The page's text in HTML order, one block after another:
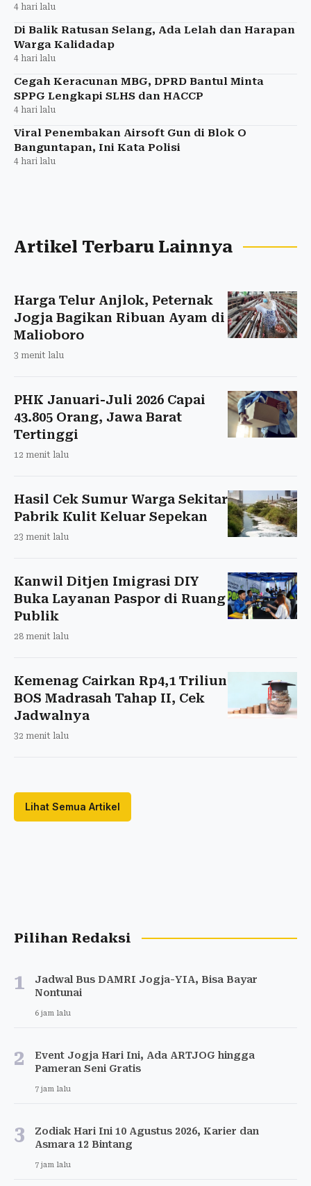
4 hari lalu
Di Balik Ratusan Selang, Ada Lelah dan Harapan
Warga Kalidadap
4 hari lalu
Cegah Keracunan MBG, DPRD Bantul Minta
SPPG Lengkapi SLHS dan HACCP
4 hari lalu
Viral Penembakan Airsoft Gun di Blok O
Banguntapan, Ini Kata Polisi
4 hari lalu
Artikel Terbaru Lainnya
Harga Telur Anjlok, Peternak
Jogja Bagikan Ribuan Ayam di
Malioboro
3 menit lalu
PHK Januari-Juli 2026 Capai
43.805 Orang, Jawa Barat
Tertinggi
12 menit lalu
Hasil Cek Sumur Warga Sekitar
Pabrik Kulit Keluar Sepekan
23 menit lalu
Kanwil Ditjen Imigrasi DIY
Buka Layanan Paspor di Ruang
Publik
28 menit lalu
Kemenag Cairkan Rp4,1 Triliun
BOS Madrasah Tahap II, Cek
Jadwalnya
32 menit lalu
Lihat Semua Artikel
Pilihan Redaksi
1
Jadwal Bus DAMRI Jogja-YIA, Bisa Bayar
Nontunai
6 jam lalu
2
Event Jogja Hari Ini, Ada ARTJOG hingga
Pameran Seni Gratis
7 jam lalu
3
Zodiak Hari Ini 10 Agustus 2026, Karier dan
Asmara 12 Bintang
7 jam lalu